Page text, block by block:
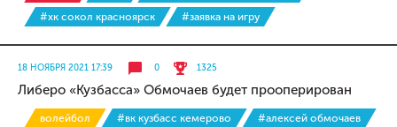
#хк сокол красноярск
#заявка на игру
18 НОЯБРЯ 2021 17:39 0 1325
Либеро «Кузбасса» Обмочаев будет прооперирован
волейбол #вк кузбасс кемерово
#алексей обмочаев